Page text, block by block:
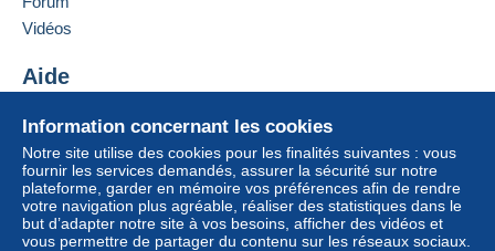
considérer comme nulles et non avenues. Les
que définies dans les
les seules applicables.
Les achats doivent être payés dans les
suivant la réception du décompte final de la part du
vendeur.
Garantie :
Droit de rétractation|Frais de retour à charge de
Information concernant les cookies
Notre site utilise des cookies pour les finalités suivantes : vous
fournir les services demandés, assurer la sécurité sur notre
plateforme, garder en mémoire vos préférences afin de rendre
votre navigation plus agréable, réaliser des statistiques dans le
but d’adapter notre site à vos besoins, afficher des vidéos et
vous permettre de partager du contenu sur les réseaux sociaux.
Vidéos
Aide
Acheter sur Delcampe
Vendre sur Delcampe
Un site sécurisé